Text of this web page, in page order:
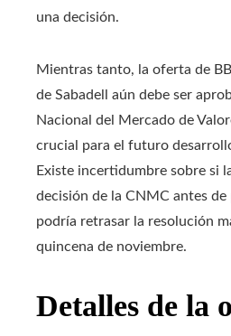
una decisión.
Mientras tanto, la oferta de
de Sabadell aún debe ser
Nacional del Mercado de
crucial para el futuro
Existe incertidumbre sobre si
decisión de la CNMC antes de
podría retrasar la resolución
quincena de noviembre.
Detalles de la